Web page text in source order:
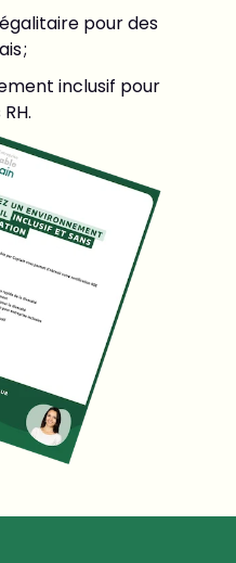
pour des
;
inclusif pour